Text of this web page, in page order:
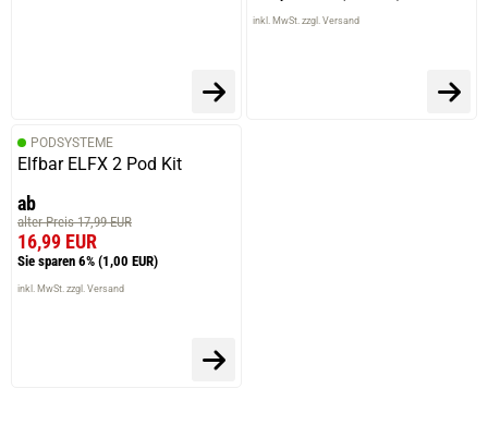
inkl. MwSt. zzgl. Versand
PODSYSTEME
Elfbar ELFX 2 Pod Kit
ab
alter Preis 17,99 EUR
16,99 EUR
Sie sparen 6% (1,00 EUR)
inkl. MwSt. zzgl. Versand